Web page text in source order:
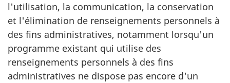
l'utilisation, la communication, la conservation
et l'élimination de renseignements personnels à
des fins administratives, notamment lorsqu'un
programme existant qui utilise des
renseignements personnels à des fins
administratives ne dispose pas encore d'un